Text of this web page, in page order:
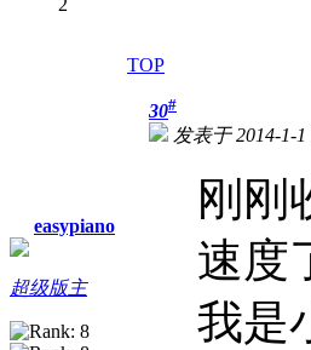
TOP
easypiano
超级版主
30#
发表于 2014-1-1
刚刚
速度
我是